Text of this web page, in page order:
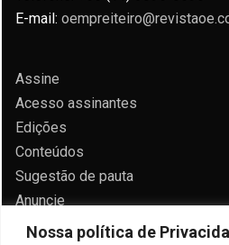
Nossa política de
E-mail:
Assine
Acesso assinantes
Edições
Conteúdos
Sugestão de pauta
Anuncie
Contato